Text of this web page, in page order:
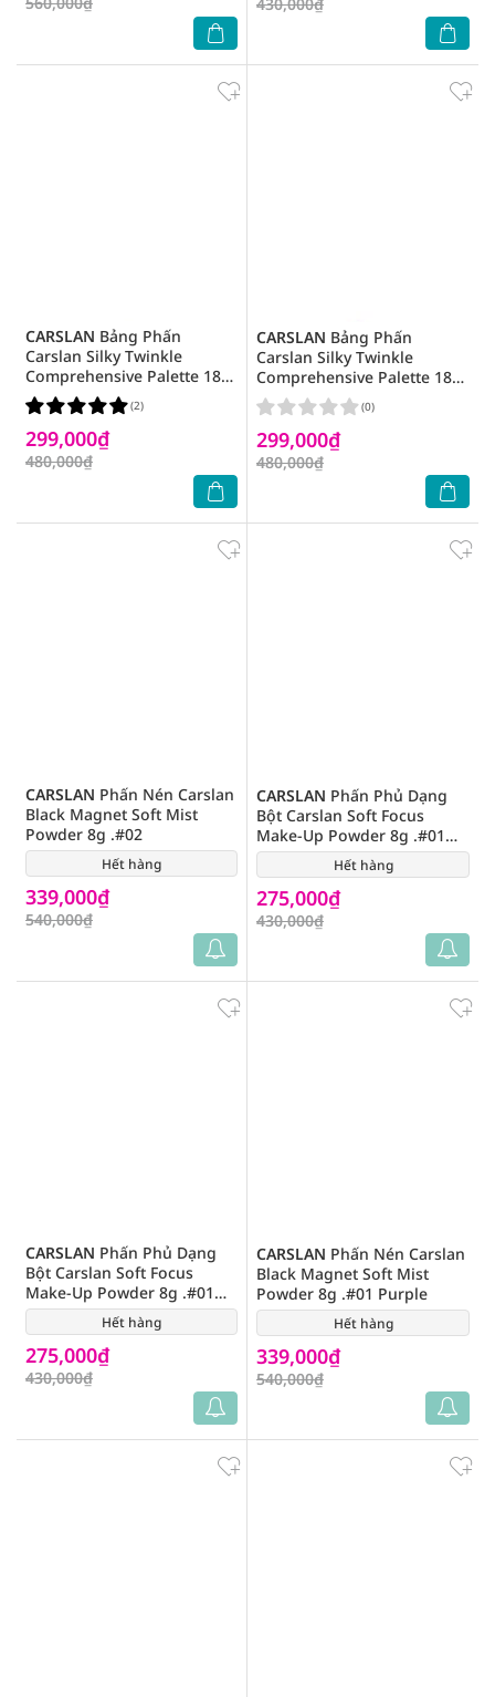
CARSLAN Bảng Phấn
Carslan Silky Twinkle
Comprehensive Palette 18g
.#03
299,000₫
480,000₫
(2)
CARSLAN Bảng Phấn
Carslan Silky Twinkle
Comprehensive Palette 18g
.#01
299,000₫
480,000₫
(0)
Hết hàng
CARSLAN Phấn Nén Carslan
Black Magnet Soft Mist
Powder 8g .#02
339,000₫
540,000₫
(0) Hết hàng
CARSLAN Phấn Phủ Dạng
Bột Carslan Soft Focus
Make-Up Powder 8g .#01
(Pink)
275,000₫
430,000₫
(0)
Hết hàng
CARSLAN Phấn Phủ Dạng
Bột Carslan Soft Focus
Make-Up Powder 8g .#01
(Purple)
275,000₫
430,000₫
(0) Hết hàng
CARSLAN Phấn Nén Carslan
Black Magnet Soft Mist
Powder 8g .#01 Purple
339,000₫
540,000₫
(0)